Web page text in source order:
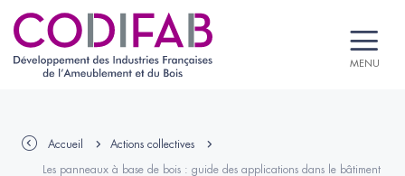
MENU
Accueil Actions collectives
Les panneaux à base de bois : guide des applications dans le bâtiment